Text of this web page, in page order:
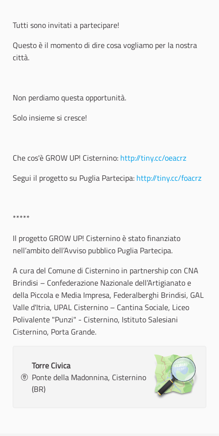
Tutti sono invitati a partecipare!
Questo è il momento di dire cosa vogliamo per la nostra
città.
Non perdiamo questa opportunità.
Solo insieme si cresce!
Che cos'è GROW UP! Cisternino: http://tiny.cc/oeacrz
Segui il progetto su Puglia Partecipa: http://tiny.cc/foacrz
*****
Il progetto GROW UP! Cisternino è stato finanziato
nell’ambito dell’Avviso pubblico Puglia Partecipa.
A cura del Comune di Cisternino in partnership con CNA
Brindisi – Confederazione Nazionale dell’Artigianato e
della Piccola e Media Impresa, Federalberghi Brindisi, GAL
Valle d'Itria, UPAL Cisternino – Cantina Sociale, Liceo
Polivalente "Punzi" - Cisternino, Istituto Salesiani
Cisternino, Porta Grande.
Torre Civica
Ponte della Madonnina, Cisternino
(BR)